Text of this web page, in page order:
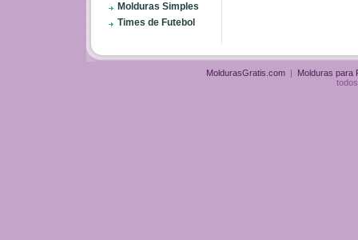
Molduras Simples
Times de Futebol
MoldurasGratis.com | Molduras